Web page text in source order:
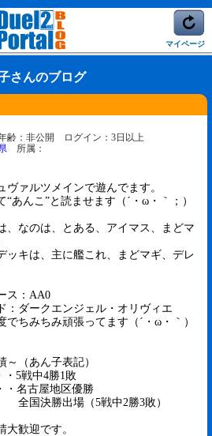
マイページ
さんのブログ
齢：非公開 ログイン：3日以上
所属：
ヴァルツメインで遊んでます。
“あんこ”と読ませます（´・ω・｀；）
、なのは、とある、アイマス、まどマ
ッキは、主に艦これ、まどマギ、デレ
ス：AA0
：ダークエンジェル・オリヴィエ
でちみちみ頑張ってます（´・ω・｀）
～（あん子表記）
・5戦中4勝1敗
・名古屋地区優勝
出場（5戦中2勝3敗）
大歓迎です。